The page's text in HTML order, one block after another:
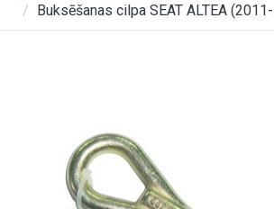
Buksēšanas cilpa SEAT ALTEA